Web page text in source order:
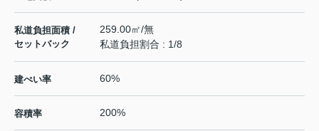
私道負担面積 /
セットバック
259.00㎡/無
私道負担割合 : 1/8
建ぺい率 60%
容積率 200%